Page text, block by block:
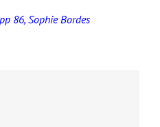
86, Sophie Bordes